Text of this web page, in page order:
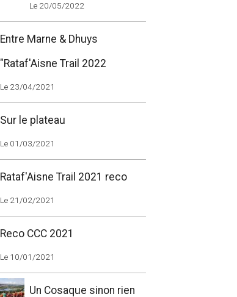
Le 20/05/2022
Entre Marne & Dhuys
"Rataf'Aisne Trail 2022
Le 23/04/2021
Sur le plateau
Le 01/03/2021
Rataf'Aisne Trail 2021 reco
Le 21/02/2021
Reco CCC 2021
Le 10/01/2021
Un Cosaque sinon rien